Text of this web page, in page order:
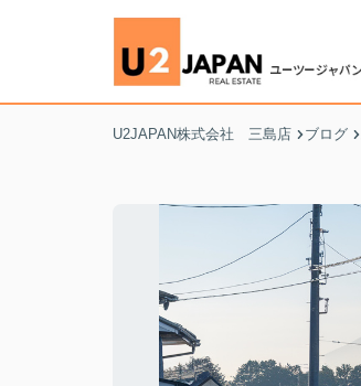
U2JAPAN株式会社 三島店 ブログ